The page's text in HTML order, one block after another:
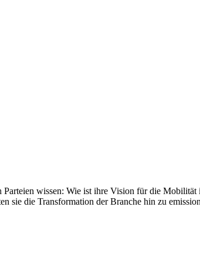
wissen: Wie ist ihre Vision für die Mobilität
sie die Transformation der Branche hin zu